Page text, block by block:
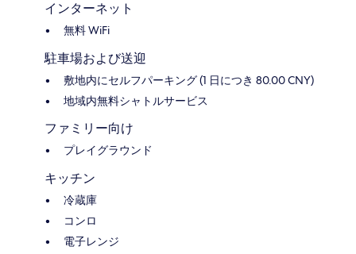
インターネット
無料 WiFi
駐車場および送迎
敷地内にセルフパーキング (1 日につき 80.00 CNY)
地域内無料シャトルサービス
ファミリー向け
プレイグラウンド
キッチン
冷蔵庫
コンロ
電子レンジ